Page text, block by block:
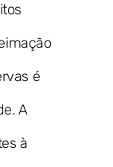
é
A
à